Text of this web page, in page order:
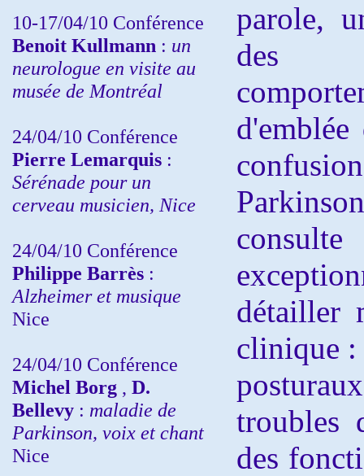
10-17/04/10 Conférence
Benoit Kullmann : un
neurologue en visite au
musée de Montréal
24/04/10 Conférence
Pierre Lemarquis :
Sérénade pour un
cerveau musicien, Nice
24/04/10 Conférence
Philippe Barrès :
Alzheimer et musique
Nice
24/04/10 Conférence
Michel Borg , D.
Bellevy : maladie de
Parkinson, voix et chant
Nice
parole,
des
détailler
clinique :
troubles
des